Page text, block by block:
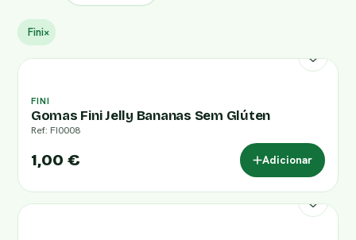
Fini×
FINI
Gomas Fini Jelly Bananas Sem Glúten
Ref: FI0008
1,00 € Adicionar